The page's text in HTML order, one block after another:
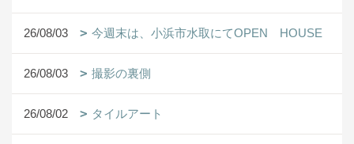
26/08/03 今週末は、小浜市水取にてOPEN HOUSE
26/08/03 撮影の裏側
26/08/02 タイルアート